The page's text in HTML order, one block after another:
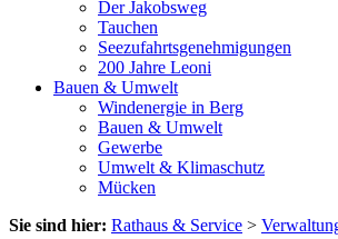
Der Jakobsweg
Tauchen
Seezufahrtsgenehmigungen
200 Jahre Leoni
Bauen & Umwelt
Windenergie in Berg
Bauen & Umwelt
Gewerbe
Umwelt & Klimaschutz
Mücken
Sie sind hier: Rathaus & Service >